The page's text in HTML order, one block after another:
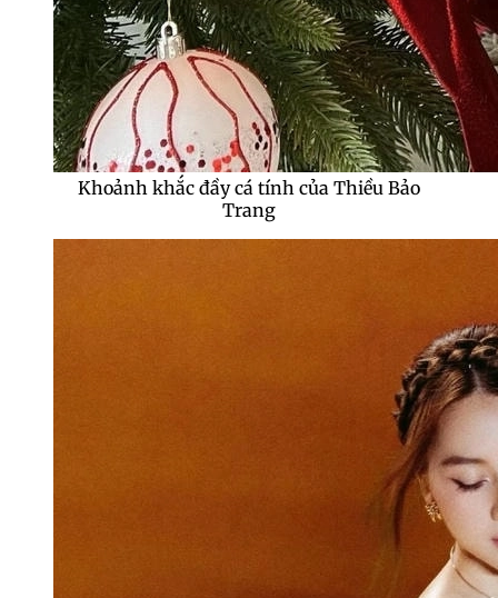
Khoảnh khắc đầy cá tính của Thiều Bảo
Trang